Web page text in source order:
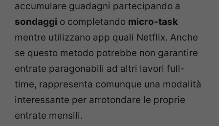
accumulare guadagni partecipando a
sondaggi o completando micro-task
mentre utilizzano app quali Netflix. Anche
se questo metodo potrebbe non garantire
entrate paragonabili ad altri lavori full-
time, rappresenta comunque una modalità
interessante per arrotondare le proprie
entrate mensili.